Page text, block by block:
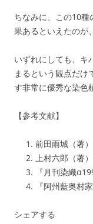
ちなみに、この10
果あるといえたのが
いずれにしても、キ
まるという観点だけ
す非常に優秀な染色
【参考文献】
前田雨城（著
上村六郎（著
『月刊染織
『阿州藍奥村
シェアする